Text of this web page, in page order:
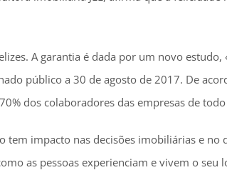
A garantia é dada por um novo estudo,
público a 30 de agosto de 2017. De
dos colaboradores das empresas de
tem impacto nas decisões imobiliárias e no
as pessoas experienciam e vivem o seu